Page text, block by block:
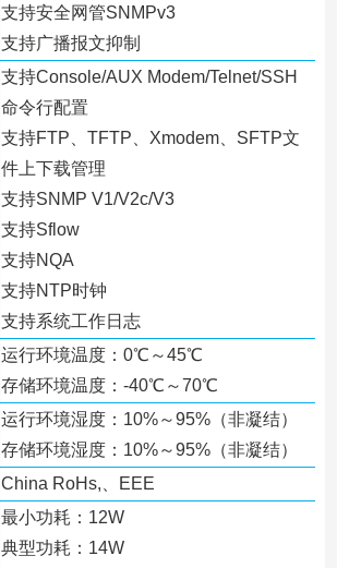
支持安全网管SNMPv3
支持广播报文抑制
支持Console/AUX Modem/Telnet/SSH
命令行配置
支持FTP、TFTP、Xmodem、SFTP文
件上下载管理
支持SNMP V1/V2c/V3
支持Sflow
支持NQA
支持NTP时钟
支持系统工作日志
运行环境温度：0℃～45℃
存储环境温度：-40℃～70℃
运行环境湿度：10%～95%（非凝结）
存储环境湿度：10%～95%（非凝结）
China RoHs,、EEE
最小功耗：12W
典型功耗：14W